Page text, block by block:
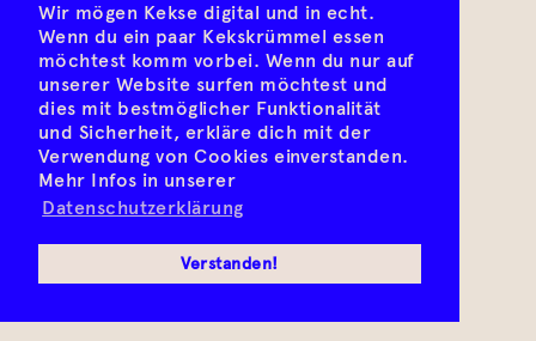
Wir mögen Kekse digital und in echt.
Wenn du ein paar Kekskrümmel essen
möchtest komm vorbei. Wenn du nur auf
unserer Website surfen möchtest und
dies mit bestmöglicher Funktionalität
und Sicherheit, erkläre dich mit der
Verwendung von Cookies einverstanden.
Mehr Infos in unserer
Datenschutzerklärung
Verstanden!